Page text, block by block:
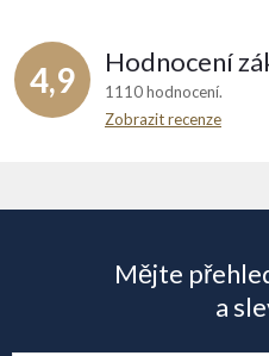
4,9 Hodnocení
1110 hodnocení
Zobrazit recenze
Mějte
a